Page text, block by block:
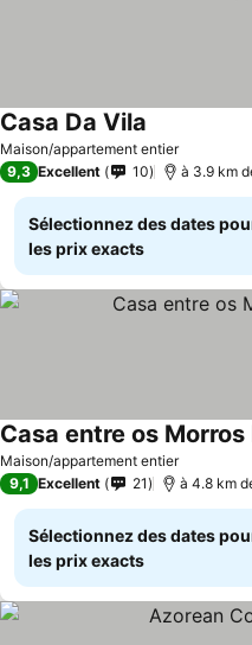
Maison/appartement entier
Casa Da Vila
9,3 Excellent 10 à 3.9 km
Sélectionnez des dates
les prix exacts
Maison/appartement entier
Casa entre os Morros
9,1 Excellent 21 à 4.8 km
Sélectionnez des dates
les prix exacts